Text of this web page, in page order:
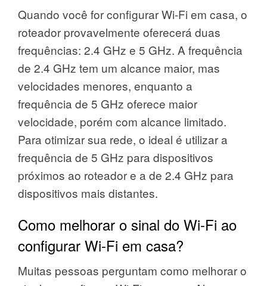
Quando você for configurar Wi-Fi em casa, o
roteador provavelmente oferecerá duas
frequências: 2.4 GHz e 5 GHz. A frequência
de 2.4 GHz tem um alcance maior, mas
velocidades menores, enquanto a
frequência de 5 GHz oferece maior
velocidade, porém com alcance limitado.
Para otimizar sua rede, o ideal é utilizar a
frequência de 5 GHz para dispositivos
próximos ao roteador e a de 2.4 GHz para
dispositivos mais distantes.
Como melhorar o sinal do Wi-Fi ao
configurar Wi-Fi em casa?
Muitas pessoas perguntam como melhorar o